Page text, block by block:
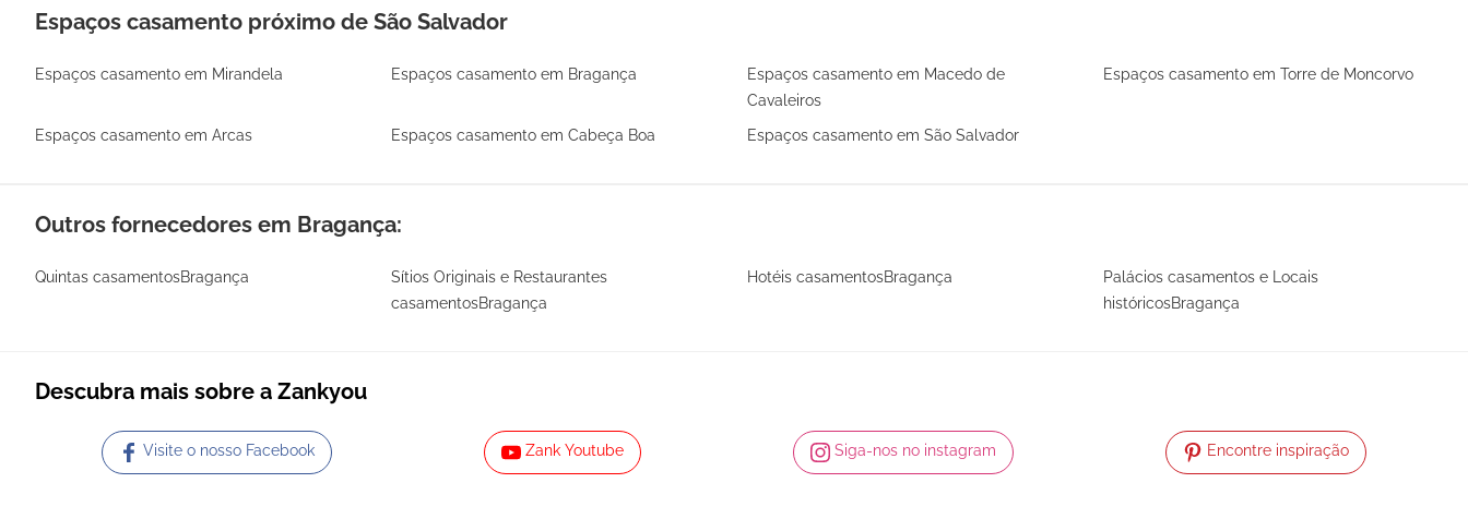
Espaços casamento próximo de São Salvador
Espaços casamento em Mirandela Espaços casamento em Bragança
Espaços casamento em Macedo de
Cavaleiros
Espaços casamento em Torre de Moncorvo
Espaços casamento em Arcas Espaços casamento em Cabeça Boa Espaços casamento em São Salvador
Outros fornecedores em Bragança:
Quintas casamentosBragança
Sítios Originais e Restaurantes
casamentosBragança
Hotéis casamentosBragança
Palácios casamentos e Locais
históricosBragança
Descubra mais sobre a Zankyou
Visite o nosso Facebook Zank Youtube Siga-nos no instagram Encontre inspiração